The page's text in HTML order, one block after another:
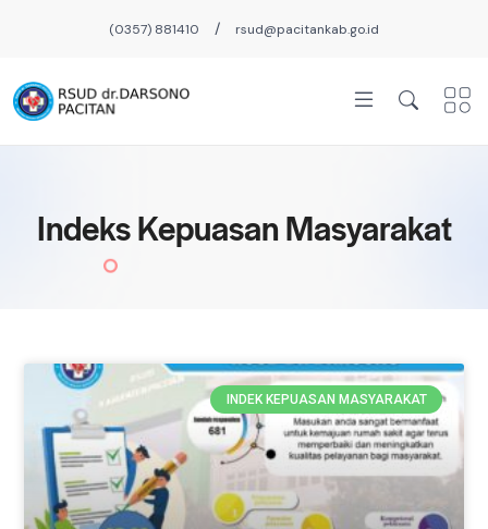
(0357) 881410 / rsud@pacitankab.go.id
Indeks Kepuasan Masyarakat
INDEK KEPUASAN MASYARAKAT